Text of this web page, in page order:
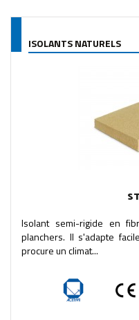
ISOLANTS NATURELS
Isolant semi-rigide en
planchers. Il s'adapte
procure un climat...